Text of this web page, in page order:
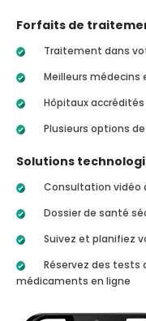
Forfaits de
Traitement dans
Meilleurs médecins
Hôpitaux accrédités
Plusieurs options
Solutions
Consultation vidéo
Dossier de santé
Suivez et planifiez
Réservez des tests
médicaments en ligne